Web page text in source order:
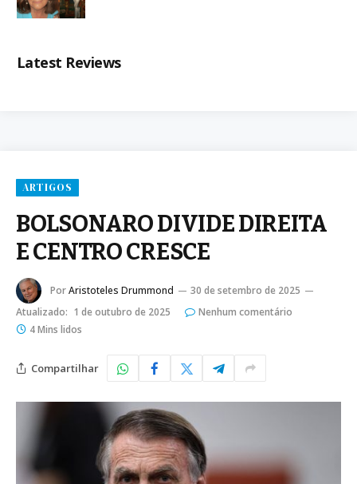
Latest Reviews
ARTIGOS
BOLSONARO DIVIDE DIREITA
E CENTRO CRESCE
PorAristoteles Drummond
30 de setembro de 2025
Atualizado: 1 de outubro de 2025
Nenhum comentário
4 Mins lidos
Compartilhar